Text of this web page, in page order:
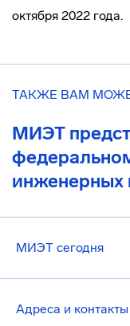
октября 2022 года.
ТАКЖЕ ВАМ
МИЭТ
инженерных
МИЭТ сегодня
Адреса и контакты